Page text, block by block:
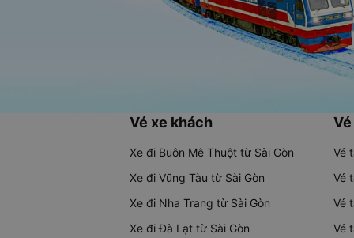
Vé xe khách
Xe đi Buôn Mê Thuột từ Sài Gòn
Xe đi Vũng Tàu từ Sài Gòn
Xe đi Nha Trang từ Sài Gòn
Xe đi Đà Lạt từ Sài Gòn
Vé
Vé
Vé
Vé